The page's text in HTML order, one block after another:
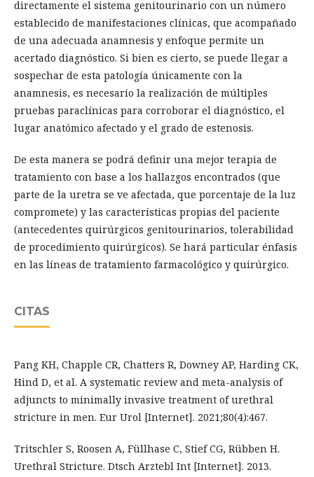
directamente el sistema genitourinario con un número
establecido de manifestaciones clínicas, que acompañado
de una adecuada anamnesis y enfoque permite un
acertado diagnóstico. Si bien es cierto, se puede llegar a
sospechar de esta patología únicamente con la
anamnesis, es necesario la realización de múltiples
pruebas paraclínicas para corroborar el diagnóstico, el
lugar anatómico afectado y el grado de estenosis.
De esta manera se podrá definir una mejor terapia de
tratamiento con base a los hallazgos encontrados (que
parte de la uretra se ve afectada, que porcentaje de la luz
compromete) y las características propias del paciente
(antecedentes quirúrgicos genitourinarios, tolerabilidad
de procedimiento quirúrgicos). Se hará particular énfasis
en las líneas de tratamiento farmacológico y quirúrgico.
CITAS
Pang KH, Chapple CR, Chatters R, Downey AP, Harding CK,
Hind D, et al. A systematic review and meta-analysis of
adjuncts to minimally invasive treatment of urethral
stricture in men. Eur Urol [Internet]. 2021;80(4):467.
Tritschler S, Roosen A, Füllhase C, Stief CG, Rübben H.
Urethral Stricture. Dtsch Arztebl Int [Internet]. 2013.